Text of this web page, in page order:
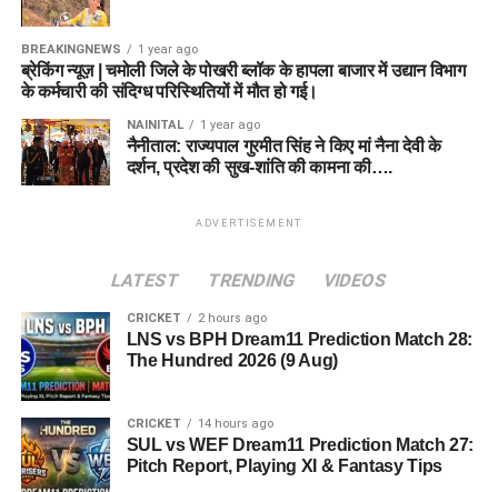
BREAKINGNEWS 1 year ago
ब्रेकिंग न्यूज़ | चमोली जिले के पोखरी ब्लॉक के हापला बाजार में उद्यान विभाग
के कर्मचारी की संदिग्ध परिस्थितियों में मौत हो गई।
NAINITAL 1 year ago
नैनीताल: राज्यपाल गुरमीत सिंह ने किए मां नैना देवी के
दर्शन, प्रदेश की सुख-शांति की कामना की….
ADVERTISEMENT
LATEST TRENDING VIDEOS
CRICKET 2 hours ago
LNS vs BPH Dream11 Prediction Match 28:
The Hundred 2026 (9 Aug)
CRICKET 14 hours ago
SUL vs WEF Dream11 Prediction Match 27:
Pitch Report, Playing XI & Fantasy Tips